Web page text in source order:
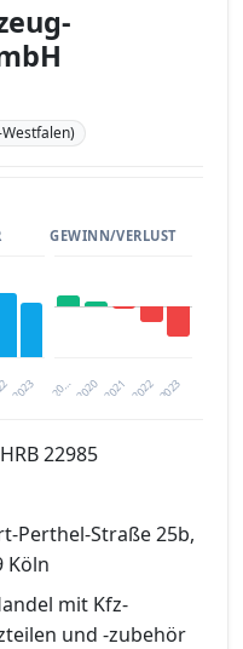
2023
GEWINN/VERLUST
20… 2021 2023
2020 2022
kostenloser
22985
Perthel-Straße 25b,
Köln
mit Kfz-
und -zubehör